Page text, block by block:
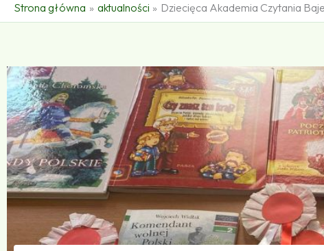
Strona główna aktualności Dziecięca Akademia Czytania